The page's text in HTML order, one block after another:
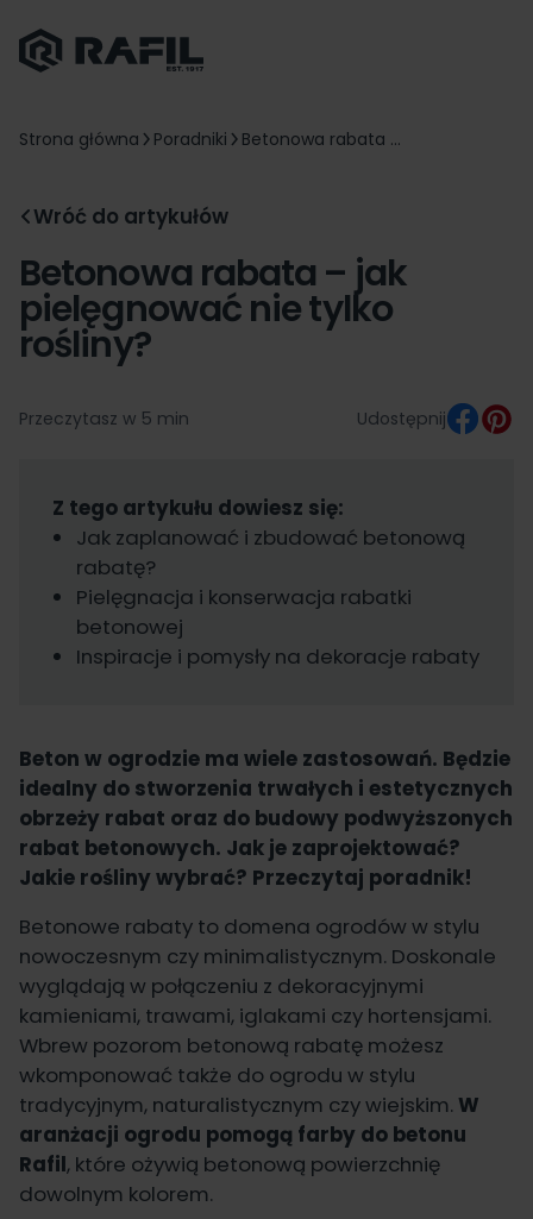
Strona główna Poradniki Betonowa rabata ...
Wróć do artykułów
Betonowa rabata – jak
pielęgnować nie tylko
rośliny?
Przeczytasz w 5 min Udostępnij
Z tego artykułu dowiesz się:
Jak zaplanować i zbudować betonową
rabatę?
Pielęgnacja i konserwacja rabatki
betonowej
Inspiracje i pomysły na dekoracje rabaty
Beton w ogrodzie ma wiele zastosowań. Będzie
idealny do stworzenia trwałych i estetycznych
obrzeży rabat oraz do budowy podwyższonych
rabat betonowych. Jak je zaprojektować?
Jakie rośliny wybrać? Przeczytaj poradnik!
Betonowe rabaty to domena ogrodów w stylu
nowoczesnym czy minimalistycznym. Doskonale
wyglądają w połączeniu z dekoracyjnymi
kamieniami, trawami, iglakami czy hortensjami.
Wbrew pozorom betonową rabatę możesz
wkomponować także do ogrodu w stylu
tradycyjnym, naturalistycznym czy wiejskim. W
aranżacji ogrodu pomogą farby do betonu
Rafil, które ożywią betonową powierzchnię
dowolnym kolorem.